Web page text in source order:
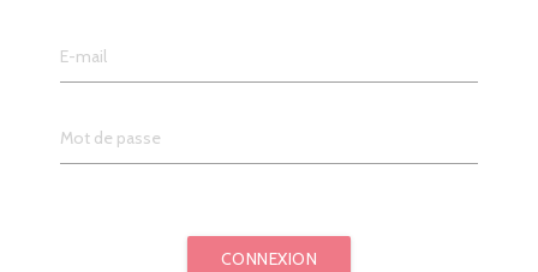
CONNEXION